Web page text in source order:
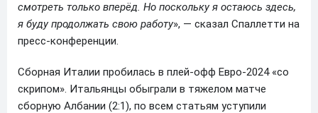
смотреть только вперёд. Но поскольку я остаюсь здесь,
я буду продолжать свою работу», — сказал Спаллетти на
пресс-конференции.
Сборная Италии пробилась в плей-офф Евро-2024 «со
скрипом». Итальянцы обыграли в тяжелом матче
сборную Албании (2:1), по всем статьям уступили